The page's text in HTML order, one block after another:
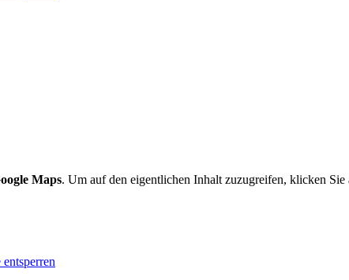
Maps. Um auf den eigentlichen Inhalt zuzugreifen, klicken